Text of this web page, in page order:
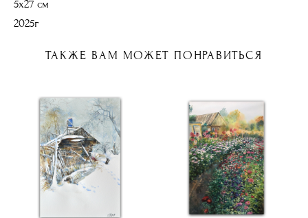
5х27 см
2025г
ТАКЖЕ ВАМ МОЖЕТ ПОНРАВИТЬСЯ